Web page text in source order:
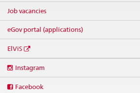
Job vacancies
eGov portal (applications)
ElViS
media
Instagram
Facebook